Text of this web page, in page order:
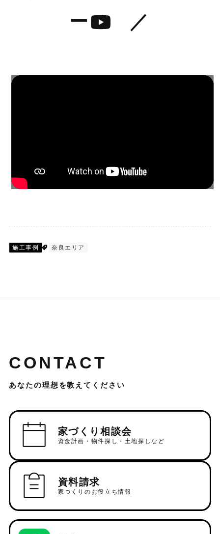
ー／
施工事例 奈良エリア
CONTACT
あなたの理想を教えてください
家づくり相談会
資金計画・物件探し・土地探しなど
資料請求
家づくりのお役立ち情報